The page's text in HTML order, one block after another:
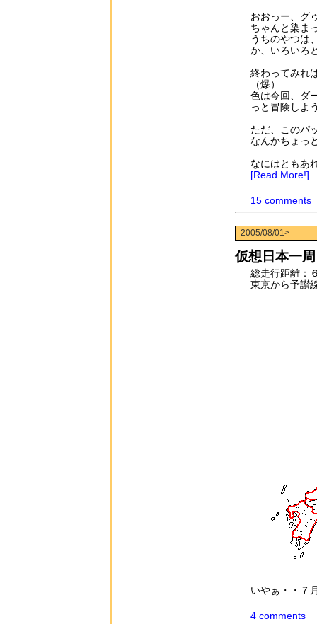
おおっー、グ
ちゃんと染ま
うちのやつは
か、いろいろ
終わってみれ
（爆）
色は今回、ダ
っと冒険しよ
ただ、このパ
なんかちょっ
なにはともあ
[Read More!]
15 comments
2005/08/01>
仮想日本一
総走行距離：
東京から予讃
いやぁ・・７
4 comments